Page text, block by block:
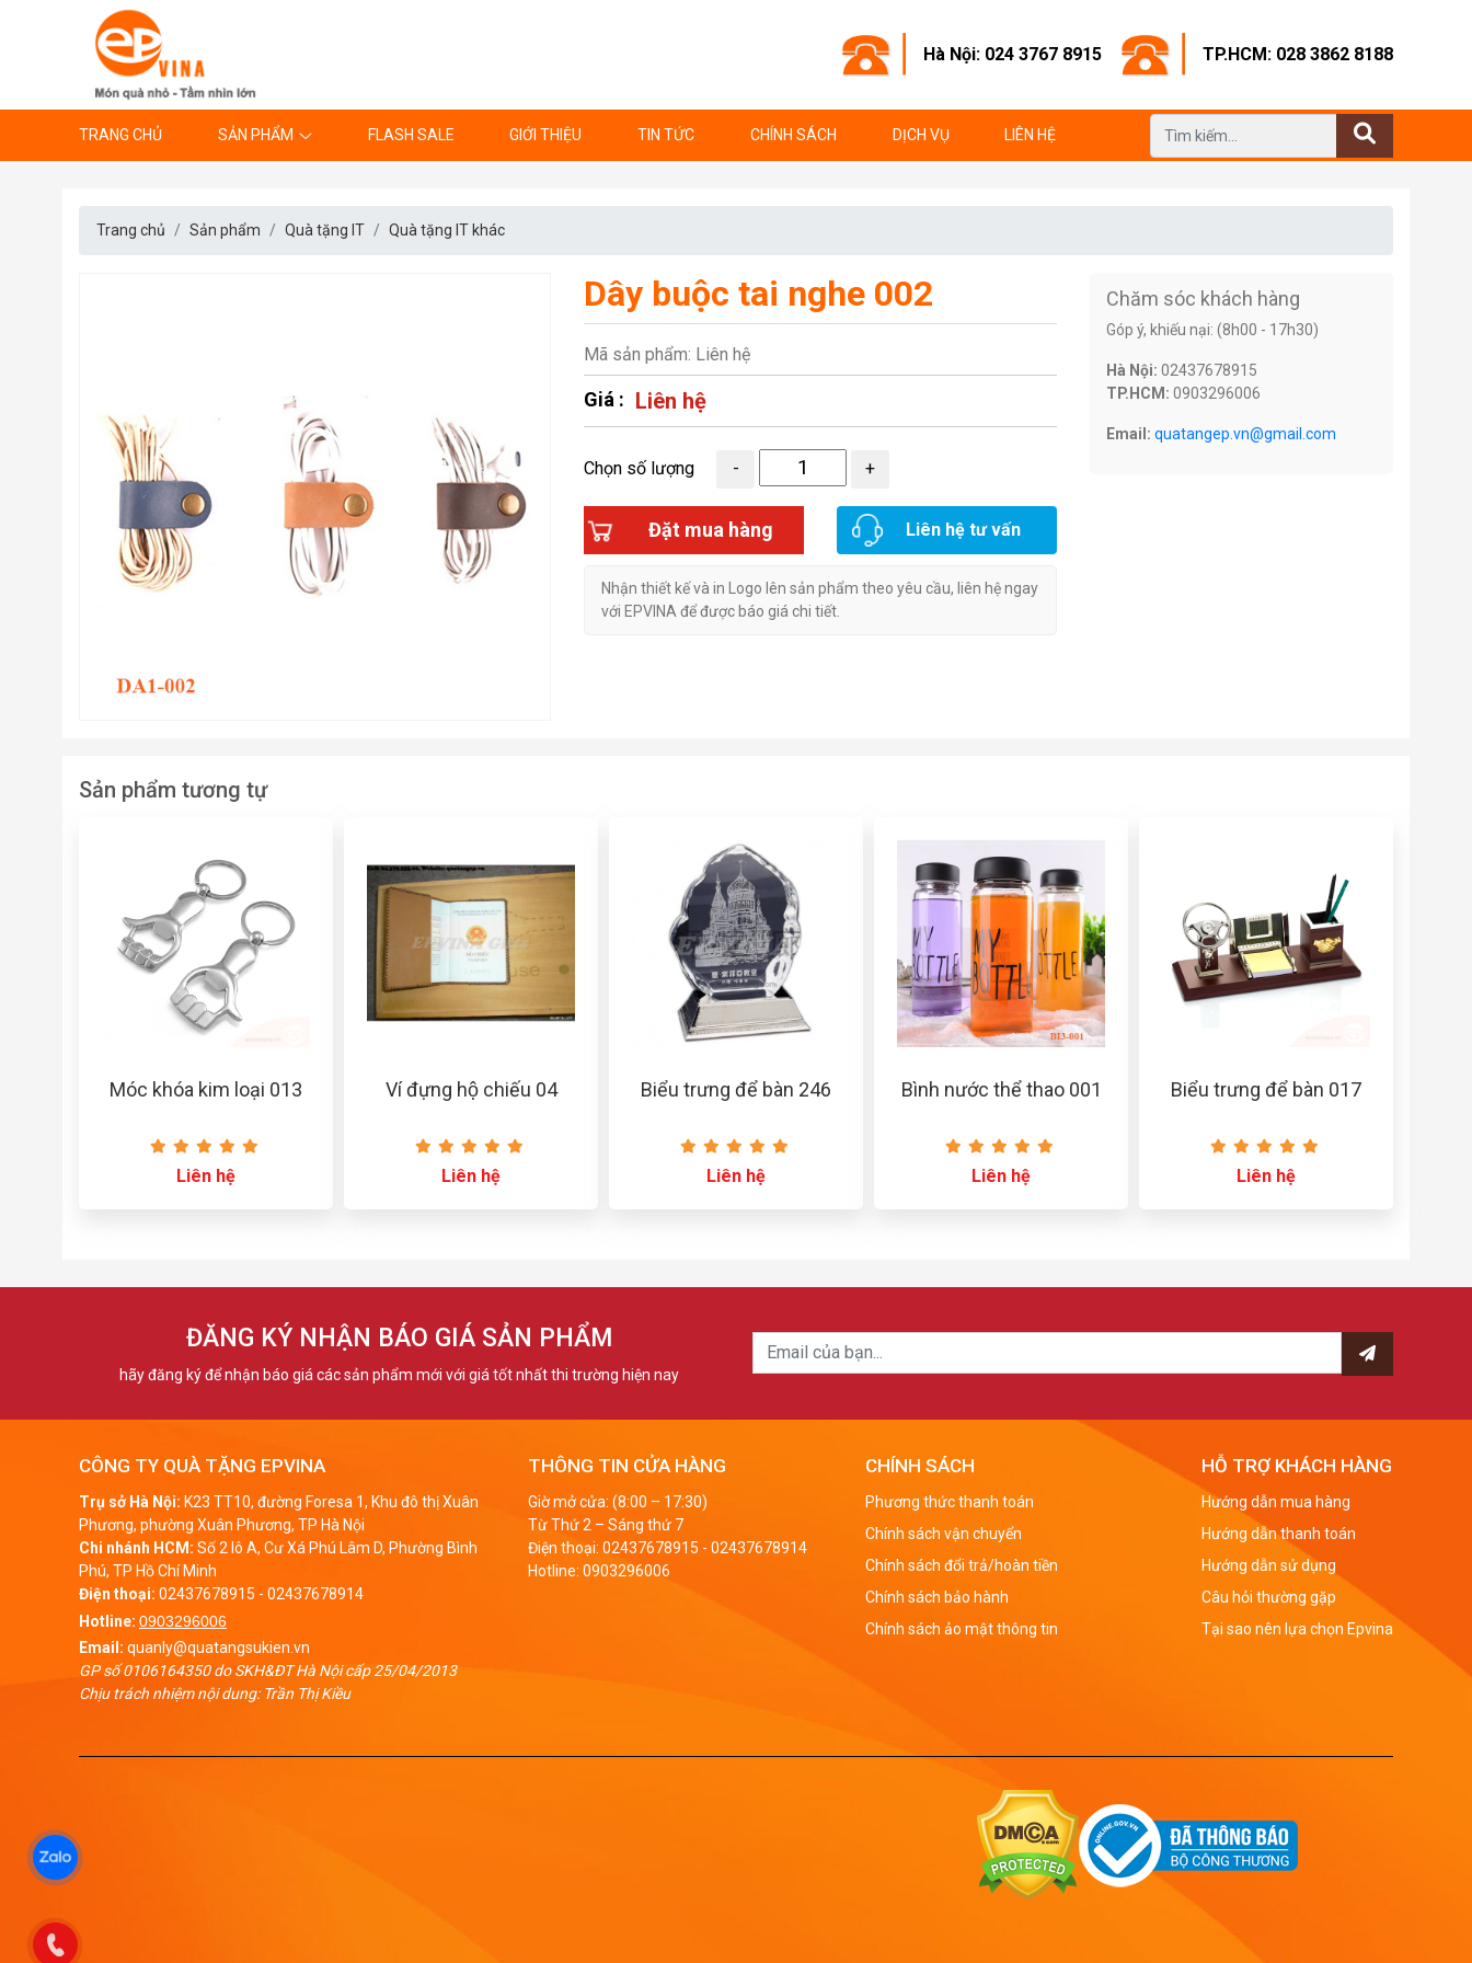
Hà Nội: 024 3767 8915 TP.HCM: 028 3862 8188
TRANG CHỦ SẢN PHẨM FLASH SALE GIỚI THIỆU TIN TỨC CHÍNH SÁCH DỊCH VỤ LIÊN HỆ
Trang chủ Sản phẩm Quà tặng IT Quà tặng IT khác
Dây buộc tai nghe 002
Mã sản phẩm: Liên hệ
Giá : Liên hệ
Chọn số lượng
Đặt mua hàng Liên hệ tư vấn
Nhận thiết kế và in Logo lên sản phẩm theo yêu cầu, liên hệ ngay
với EPVINA để được báo giá chi tiết.
Chăm sóc khách hàng
Góp ý, khiếu nại: (8h00 - 17h30)
Hà Nội: 02437678915
TP.HCM: 0903296006
Email: quatangep.vn@gmail.com
Sản phẩm tương tự
Móc khóa kim loại 013
Liên hệ
Ví đựng hộ chiếu 04
Liên hệ
Biểu trưng để bàn 246
Liên hệ
Bình nước thể thao 001
Liên hệ
Biểu trưng để bàn 017
Liên hệ
ĐĂNG KÝ NHẬN BÁO GIÁ SẢN PHẨM
hãy đăng ký để nhận báo giá các sản phẩm mới với giá tốt nhất thi trường hiện nay
CÔNG TY QUÀ TẶNG EPVINA
Trụ sở Hà Nội: K23 TT10, đường Foresa 1, Khu đô thị Xuân
Phương, phường Xuân Phương, TP Hà Nội
Chi nhánh HCM: Số 2 lô A, Cư Xá Phú Lâm D, Phường Bình
Phú, TP Hồ Chí Minh
Điện thoại: 02437678915 - 02437678914
Hotline: 0903296006
Email: quanly@quatangsukien.vn
GP số 0106164350 do SKH&ĐT Hà Nội cấp 25/04/2013
Chịu trách nhiệm nội dung: Trần Thị Kiều
THÔNG TIN CỬA HÀNG
Giờ mở cửa: (8:00 – 17:30)
Từ Thứ 2 – Sáng thứ 7
Điện thoại: 02437678915 - 02437678914
Hotline: 0903296006
CHÍNH SÁCH
Phương thức thanh toán
Chính sách vận chuyển
Chính sách đổi trả/hoàn tiền
Chính sách bảo hành
Chính sách ảo mật thông tin
HỖ TRỢ KHÁCH HÀNG
Hướng dẫn mua hàng
Hướng dẫn thanh toán
Hướng dẫn sử dụng
Câu hỏi thường gặp
Tại sao nên lựa chọn Epvina